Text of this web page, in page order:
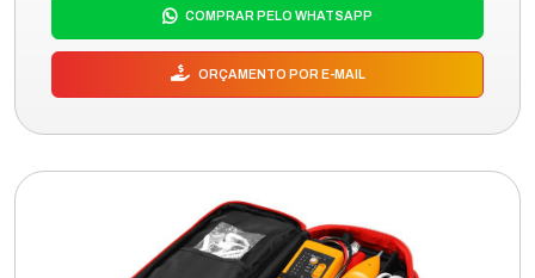
COMPRAR PELO WHATSAPP
ORÇAMENTO POR E-MAIL